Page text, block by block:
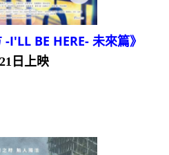
I'LL BE HERE- 未來篇》
日上映